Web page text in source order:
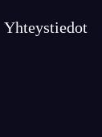
Yhteystiedot